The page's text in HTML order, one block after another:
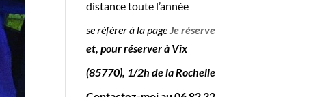
distance toute l’année
se référer à la page Je réserve
et, pour réserver à Vix
(85770), 1/2h de la Rochelle